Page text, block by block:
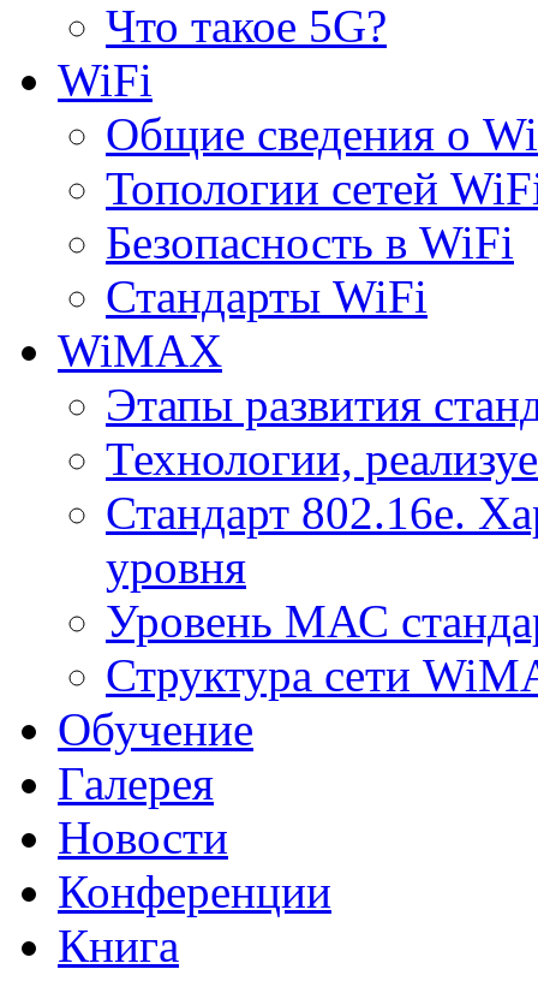
Что такое 5G?
WiFi
Общие сведения о
Топологии сетей
Безопасность в WiFi
Стандарты WiFi
WiMAX
Этапы развития
Технологии,
Стандарт 802.16е.
уровня
Уровень МАС
Структура сети
Обучение
Галерея
Новости
Конференции
Книга